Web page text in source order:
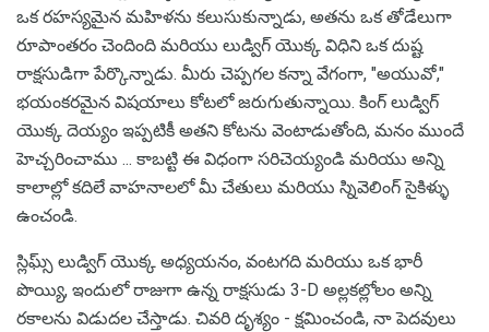
ఒక రహస్యమైన మహిళను కలుసుకున్నాడు, అతను ఒక తోడేలుగా
రూపాంతరం చెందింది మరియు లుడ్విగ్ యొక్క విధిని ఒక దుష్ట
రాక్షసుడిగా పేర్కొన్నాడు. మీరు చెప్పగల కన్నా వేగంగా, "అయువో,"
భయంకరమైన విషయాలు కోటలో జరుగుతున్నాయి. కింగ్ లుడ్విగ్
యొక్క దెయ్యం ఇప్పటికీ అతని కోటను వెంటాడుతోంది, మనం ముందే
హెచ్చరించాము ... కాబట్టి ఈ విధంగా సరిచెయ్యండి మరియు అన్ని
కాలాల్లో కదిలే వాహనాలలో మీ చేతులు మరియు స్నివెలింగ్ సైకిళ్ళు
ఉంచండి.
స్లిఘ్స్ లుడ్విగ్ యొక్క అధ్యయనం, వంటగది మరియు ఒక భారీ
పొయ్యి, ఇందులో రాజుగా ఉన్న రాక్షసుడు 3-D అల్లకల్లోలం అన్ని
రకాలను విడుదల చేస్తాడు. చివరి దృశ్యం - క్షమించండి, నా పెదవులు